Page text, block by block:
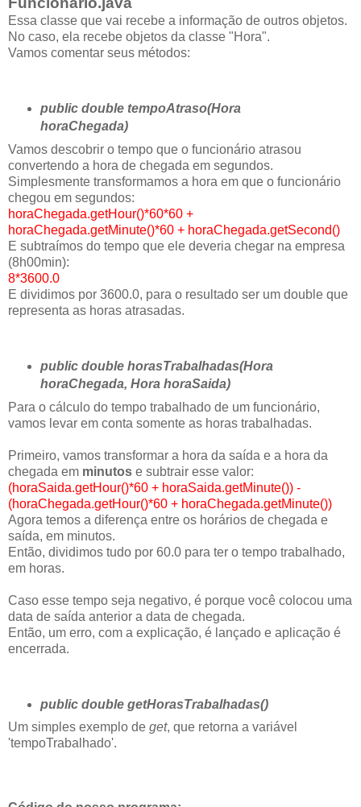
Essa classe que vai recebe a informação de outros objetos.
No caso, ela recebe objetos da classe "Hora".
Vamos comentar seus métodos:
public double tempoAtraso(Hora
horaChegada)
Vamos descobrir o tempo que o funcionário atrasou
convertendo a hora de chegada em segundos.
Simplesmente transformamos a hora em que o funcionário
chegou em segundos:
horaChegada.getHour()*60*60 +
horaChegada.getMinute()*60 + horaChegada.getSecond()
E subtraímos do tempo que ele deveria chegar na empresa
(8h00min):
8*3600.0
E dividimos por 3600.0, para o resultado ser um double que
representa as horas atrasadas.
public double horasTrabalhadas(Hora
horaChegada, Hora horaSaida)
Para o cálculo do tempo trabalhado de um funcionário,
vamos levar em conta somente as horas trabalhadas.
Primeiro, vamos transformar a hora da saída e a hora da
chegada em minutos e subtrair esse valor:
(horaSaida.getHour()*60 + horaSaida.getMinute()) -
(horaChegada.getHour()*60 + horaChegada.getMinute())
Agora temos a diferença entre os horários de chegada e
saída, em minutos.
Então, dividimos tudo por 60.0 para ter o tempo trabalhado,
em horas.
Caso esse tempo seja negativo, é porque você colocou uma
data de saída anterior a data de chegada.
Então, um erro, com a explicação, é lançado e aplicação é
encerrada.
public double getHorasTrabalhadas()
Um simples exemplo de get, que retorna a variável
'tempoTrabalhado'.